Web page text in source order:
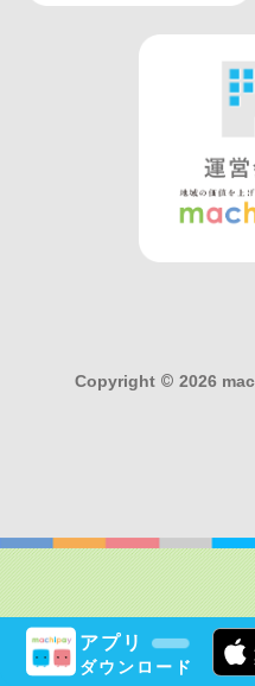
アプリ
ダウンロード
Copyright © 2026